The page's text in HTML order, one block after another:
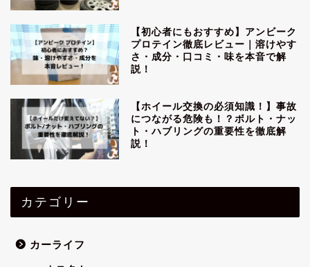
【初心者にもおすすめ】アンビーク
プロテイン徹底レビュー｜溶けやす
さ・成分・口コミ・味を本音で解
説！
【ホイール交換の必須知識！】事故
につながる危険も！？ボルト・ナッ
ト・ハブリングの重要性を徹底解
説！
カテゴリー
カーライフ